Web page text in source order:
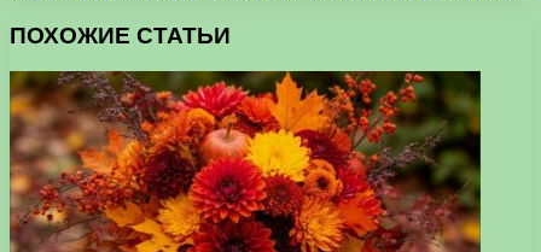
ПОХОЖИЕ СТАТЬИ